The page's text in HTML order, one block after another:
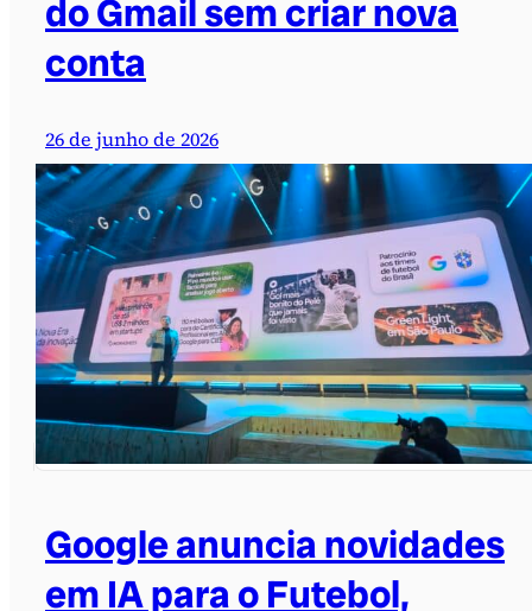
do Gmail sem criar nova
conta
26 de junho de 2026
Google anuncia novidades
em IA para o Futebol,